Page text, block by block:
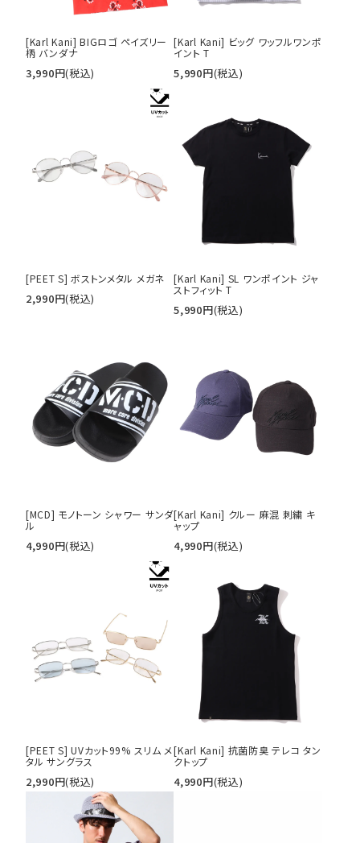
並び順
カテゴリ
サイズ
S
L
XXL
XXXL
30inc
36inc
38inc
カラー
tune 絞り込んで検索する
[Karl Kani] BIGロゴ ペイズリー
柄 バンダナ
3,990円(税込)
[Karl Kani] ビッグ ワッフルワンポ
イント T
5,990円(税込)
[PEET S] ボストンメタル メガネ
2,990円(税込)
[Karl Kani] SL ワンポイント ジャ
ストフィット T
5,990円(税込)
[MCD] モノトーン シャワー サンダ
ル
4,990円(税込)
[Karl Kani] クルー 麻混 刺繍 キ
ャップ
4,990円(税込)
[PEET S] UVカット99% スリム メ
タル サングラス
2,990円(税込)
[Karl Kani] 抗菌防臭 テレコ タン
クトップ
4,990円(税込)